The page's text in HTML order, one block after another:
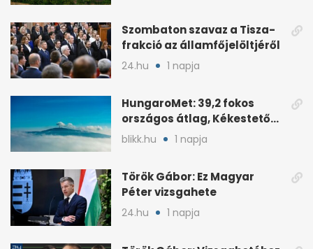
Szombaton szavaz a Tisza-
frakció az államfőjelöltjéről
24.hu 1 napja
HungaroMet: 39,2 fokos
országos átlag, Kékestetőn
hajszál híján rekord
blikk.hu 1 napja
Török Gábor: Ez Magyar
Péter vizsgahete
24.hu 1 napja